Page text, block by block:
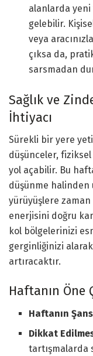
alanlarda yeni
gelebilir.
veya
çıksa da,
sarsmadan
Sağlık ve
İhtiyacı
Sürekli bir yere
düşünceler,
yol açabilir. Bu
düşünme halinden
yürüyüşlere zaman
enerjisini doğru
kol bölgelerinizi
gerginliğinizi
artıracaktır.
Haftanın Öne
Haftanın
Dikkat
tartışmalarda